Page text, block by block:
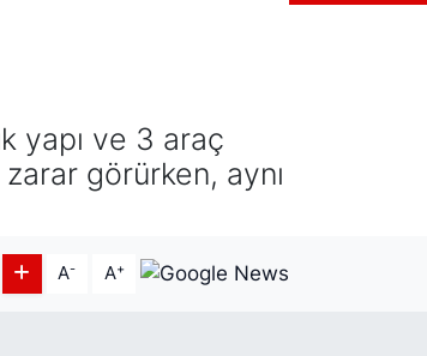
yapı ve 3 araç
görürken, aynı
A- A+